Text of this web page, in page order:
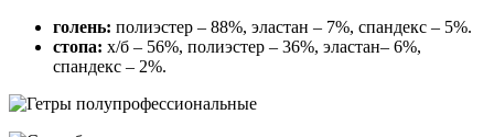
голень: полиэстер – 88%, эластан – 7%, спандекс – 5%.
стопа: х/б – 56%, полиэстер – 36%, эластан– 6%,
спандекс – 2%.